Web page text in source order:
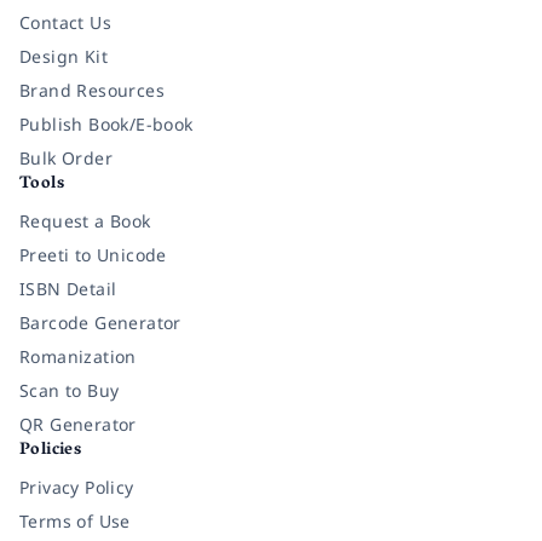
Contact Us
Design Kit
Brand Resources
Publish Book/E-book
Bulk Order
Tools
Request a Book
Preeti to Unicode
ISBN Detail
Barcode Generator
Romanization
Scan to Buy
QR Generator
Policies
Privacy Policy
Terms of Use